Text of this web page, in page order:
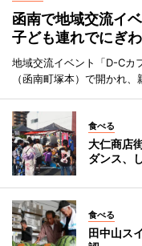
函南で地域交流イ
子ども連れでにぎ
地域交流イベント「D-Cカ
（函南町塚本）で開かれ
食べる
大仁商店
ダンス、
食べる
田中山ス